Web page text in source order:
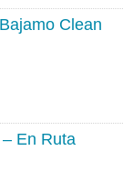
Clean
En Ruta